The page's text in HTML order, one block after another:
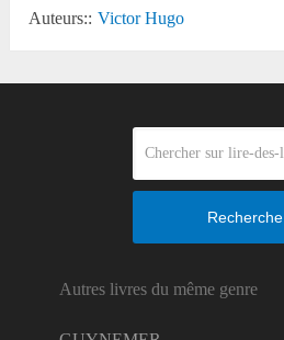
Auteurs:: Victor Hugo
Recherche
Autres livres du même genre